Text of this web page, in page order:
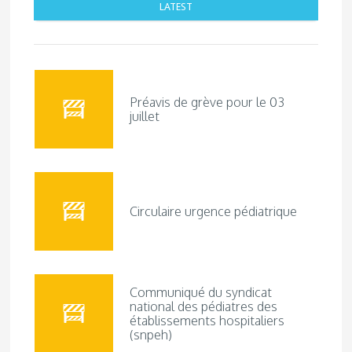
LATEST
Préavis de grève pour le 03
juillet
Circulaire urgence pédiatrique
Communiqué du syndicat
national des pédiatres des
établissements hospitaliers
(snpeh)